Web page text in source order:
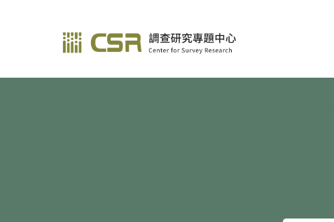
調查研究—方法與應用期刊